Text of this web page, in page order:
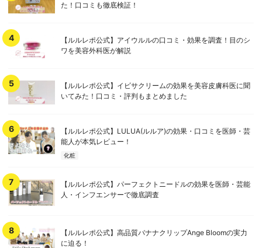
た！口コミも徹底検証！
【ルルレポ公式】アイウルルの口コミ・効果を調査！目のシ
ワを美容外科医が解説
【ルルレポ公式】イビサクリームの効果を美容皮膚科医に聞
いてみた！口コミ・評判もまとめました
【ルルレポ公式】LULUA(ルルア)の効果・口コミを医師・芸
能人が本気レビュー！
化粧
【ルルレポ公式】パーフェクトニードルの効果を医師・芸能
人・インフエンサーで徹底調査
【ルルレポ公式】高品質バナナクリップAnge Bloomの実力
に迫る！